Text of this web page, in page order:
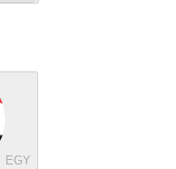
EGY